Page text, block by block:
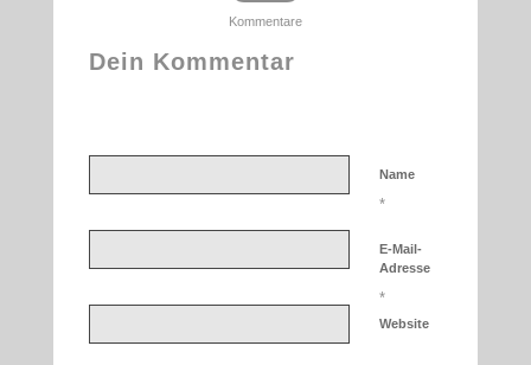
Kommentare
Dein Kommentar
Name
*
E-Mail-
Adresse
*
Website